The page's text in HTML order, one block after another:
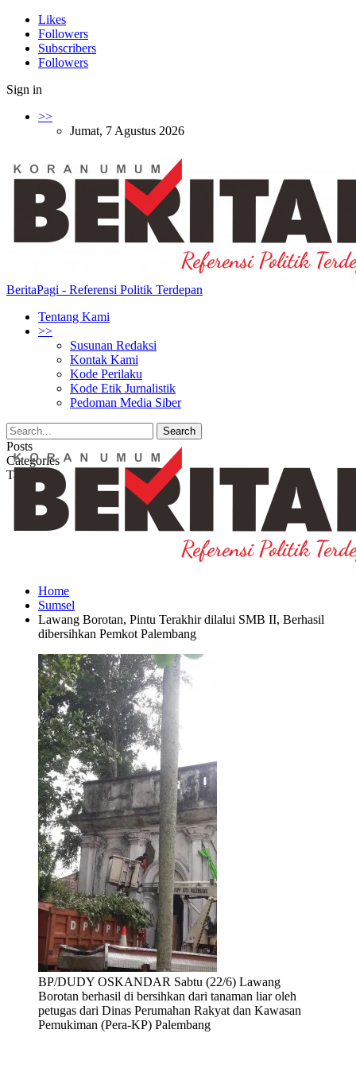
Likes
Followers
Subscribers
Followers
Sign in
>>
Jumat, 7 Agustus 2026
BeritaPagi - Referensi Politik Terdepan
Tentang Kami
>>
Susunan Redaksi
Kontak Kami
Kode Perilaku
Kode Etik Jurnalistik
Pedoman Media Siber
Posts
Categories
Tags
Home
Sumsel
Lawang Borotan, Pintu Terakhir dilalui SMB II, Berhasil
dibersihkan Pemkot Palembang
BP/DUDY OSKANDAR Sabtu (22/6) Lawang
Borotan berhasil di bersihkan dari tanaman liar oleh
petugas dari Dinas Perumahan Rakyat dan Kawasan
Pemukiman (Pera-KP) Palembang